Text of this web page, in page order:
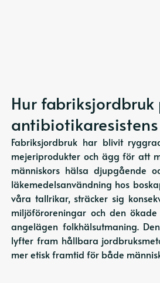
Hur fabriksjordbruk
Fabriksjordbruk har blivit
mejeriprodukter och ägg för att
människors hälsa djupgående
läkemedelsanvändning hos
våra tallrikar, sträcker sig
miljöföroreningar och den
angelägen folkhälsutmaning.
lyfter fram hållbara
mer etisk framtid för både